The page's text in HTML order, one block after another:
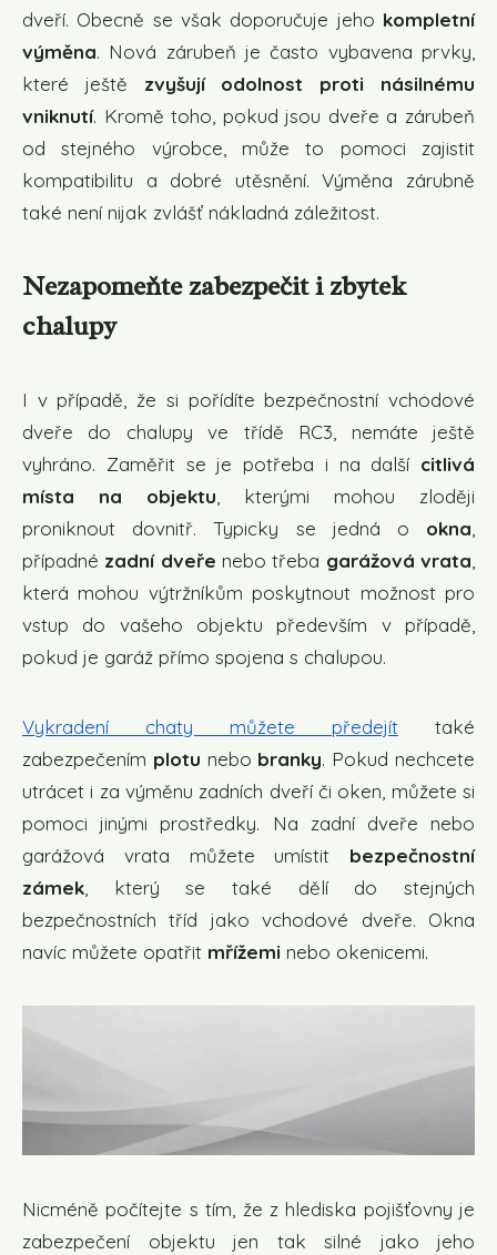
dveří. Obecně se však doporučuje jeho kompletní
výměna. Nová zárubeň je často vybavena prvky,
které ještě zvyšují odolnost proti násilnému
vniknutí. Kromě toho, pokud jsou dveře a zárubeň
od stejného výrobce, může to pomoci zajistit
kompatibilitu a dobré utěsnění. Výměna zárubně
také není nijak zvlášť nákladná záležitost.
Nezapomeňte zabezpečit i zbytek
chalupy
I v případě, že si pořídíte bezpečnostní vchodové
dveře do chalupy ve třídě RC3, nemáte ještě
vyhráno. Zaměřit se je potřeba i na další citlivá
místa na objektu , kterými mohou zloději
proniknout dovnitř. Typicky se jedná o okna
případné zadní dveře nebo třeba garážová vrata
která mohou výtržníkům poskytnout možnost pro
vstup do vašeho objektu především v případě,
pokud je garáž přímo spojena s chalupou.
Vykradení chaty můžete předejít také
zabezpečením plotu nebo branky. Pokud nechcete
utrácet i za výměnu zadních dveří či oken, můžete si
pomoci jinými prostředky. Na zadní dveře nebo
garážová vrata můžete umístit bezpečnostní
zámek , který se také dělí do stejných
bezpečnostních tříd jako vchodové dveře. Okna
navíc můžete opatřit mřížemi nebo okenicemi.
Nicméně počítejte s tím, že z hlediska pojišťovny je
zabezpečení objektu jen tak silné jako jeho